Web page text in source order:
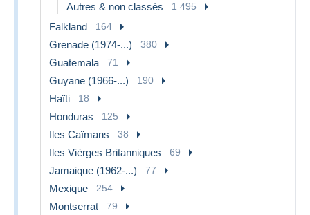
Autres & non classés 1 495
Falkland 164
Grenade (1974-...) 380
Guatemala 71
Guyane (1966-...) 190
Haïti 18
Honduras 125
Iles Caïmans 38
Iles Vièrges Britanniques 69
Jamaique (1962-...) 77
Mexique 254
Montserrat 79